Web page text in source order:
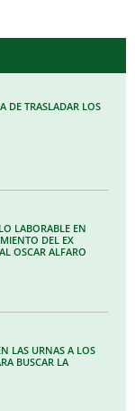
DE TRASLADAR LOS
LABORABLE EN
DEL EX
OSCAR ALFARO
LAS URNAS A LOS
BUSCAR LA